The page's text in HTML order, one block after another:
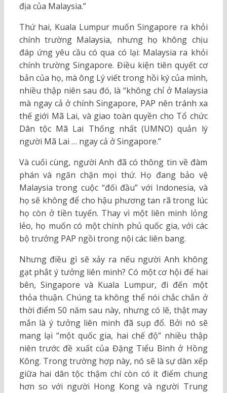
địa của Malaysia.”
Thứ hai, Kuala Lumpur muốn Singapore ra khỏi
chính trường Malaysia, nhưng họ không chịu
đáp ứng yêu cầu có qua có lại: Malaysia ra khỏi
chính trường Singapore. Điều kiện tiên quyết cơ
bản của họ, mà ông Lý viết trong hồi ký của mình,
nhiều thập niên sau đó, là “không chỉ ở Malaysia
mà ngay cả ở chính Singapore, PAP nên tránh xa
thế giới Mã Lai, và giao toàn quyền cho Tổ chức
Dân tộc Mã Lai Thống nhất (UMNO) quản lý
người Mã Lai … ngay cả ở Singapore.”
Và cuối cùng, người Anh đã có thông tin về đàm
phán và ngăn chặn mọi thứ. Họ đang bảo vệ
Malaysia trong cuộc “đối đầu” với Indonesia, và
họ sẽ không để cho hậu phương tan rã trong lúc
họ còn ở tiền tuyến. Thay vì một liên minh lỏng
lẻo, họ muốn có một chính phủ quốc gia, với các
bộ trưởng PAP ngồi trong nội các liên bang.
Nhưng điều gì sẽ xảy ra nếu người Anh không
gạt phắt ý tưởng liên minh? Có một cơ hội để hai
bên, Singapore và Kuala Lumpur, đi đến một
thỏa thuận. Chúng ta không thể nói chắc chắn ở
thời điểm 50 năm sau này, nhưng có lẽ, thật may
mắn là ý tưởng liên minh đã sụp đổ. Bởi nó sẽ
mang lại “một quốc gia, hai chế độ” nhiều thập
niên trước đề xuất của Đặng Tiểu Bình ở Hồng
Kông. Trong trường hợp này, nó sẽ là sự dàn xếp
giữa hai dân tộc thậm chí còn có ít điểm chung
hơn so với người Hong Kong và người Trung